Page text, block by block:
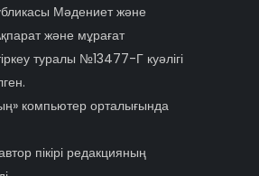
Мәдениет және
және мұрағат
туралы №13477-Г куәлігі
компьютер орталығында
пікірі редакцияның